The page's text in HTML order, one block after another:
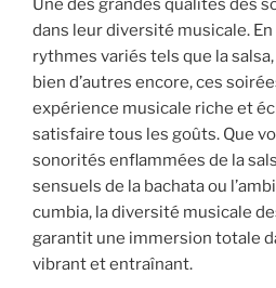
Une des grandes qualités des
dans leur diversité musicale.
rythmes variés tels que la
bien d’autres encore, ces
expérience musicale riche et
satisfaire tous les goûts. Que
sonorités enflammées de la
sensuels de la bachata ou
cumbia, la diversité musicale
garantit une immersion totale
vibrant et entraînant.